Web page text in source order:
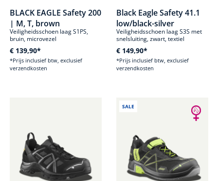
BLACK EAGLE Safety 200
| M, T, brown
Veiligheidsschoen laag S1PS,
bruin, microvezel
€ 139,90*
*Prijs inclusief btw, exclusief
verzendkosten
Black Eagle Safety 41.1
low/black-silver
Veiligheidsschoen laag S3S met
snelsluiting, zwart, textiel
€ 149,90*
*Prijs inclusief btw, exclusief
verzendkosten
SALE